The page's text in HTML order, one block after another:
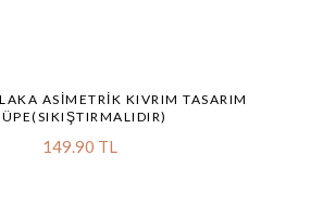
ASIMETRIK KIVRIM TASARIM
149.90 TL